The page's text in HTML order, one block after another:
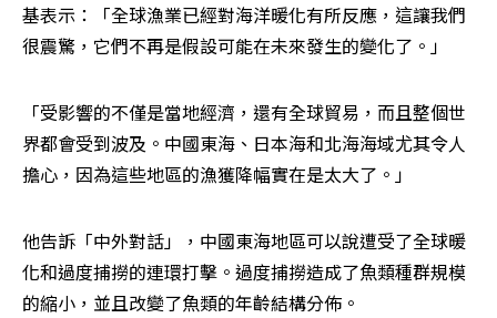
基表示：「全球漁業已經對海洋暖化有所反應，這讓我們
很震驚，它們不再是假設可能在未來發生的變化了。」
「受影響的不僅是當地經濟，還有全球貿易，而且整個世
界都會受到波及。中國東海、日本海和北海海域尤其令人
擔心，因為這些地區的漁獲降幅實在是太大了。」
他告訴「中外對話」，中國東海地區可以說遭受了全球暖
化和過度捕撈的連環打擊。過度捕撈造成了魚類種群規模
的縮小，並且改變了魚類的年齡結構分佈。